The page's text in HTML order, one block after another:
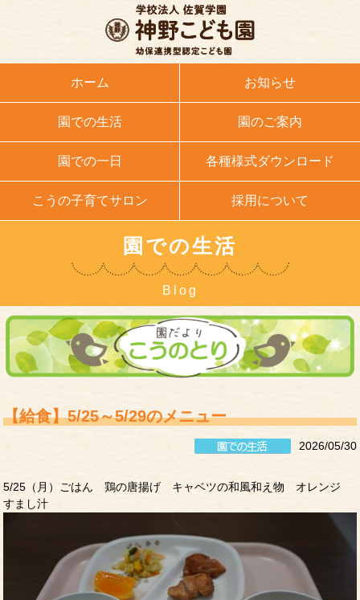
ホーム お知らせ
園での生活 園のご案内
園での一日 各種様式ダウンロード
こうの子育てサロン 採用について
園での生活
Blog
【給食】5/25～5/29のメニュー
2026/05/30
5/25（月）ごはん 鶏の唐揚げ キャベツの和風和え物 オレンジ
すまし汁